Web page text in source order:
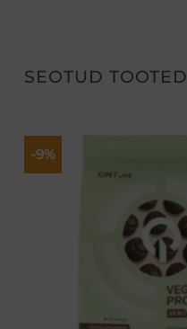
SEOTUD TOOTED
-9%